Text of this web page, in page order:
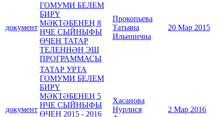
документ
ГОМУМИ БЕЛЕМ
БИРҮ
МӘКТӘБЕНЕҢ 8
НЧЕ СЫЙНЫФЫ
ӨЧЕН ТАТАР
ТЕЛЕННӘН ЭШ
ПРОГРАММАСЫ
Прокопьева
Татьяна
Ильинична
20 Мар 2015
документ
ТАТАР УРТА
ГОМУМИ БЕЛЕМ
БИРҮ
МӘКТӘБЕНЕҢ 5
НЧЕ СЫЙНЫФЫ
ӨЧЕН 2015 - 2016
Хасанова
Нурлися
2 Мар 2016